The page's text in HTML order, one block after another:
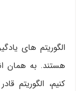
الگوریتم های
هستند. به همان
کنیم، الگوریتم